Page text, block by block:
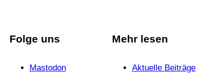
Folge uns
Mastodon
Mehr lesen
Aktuelle Beiträge